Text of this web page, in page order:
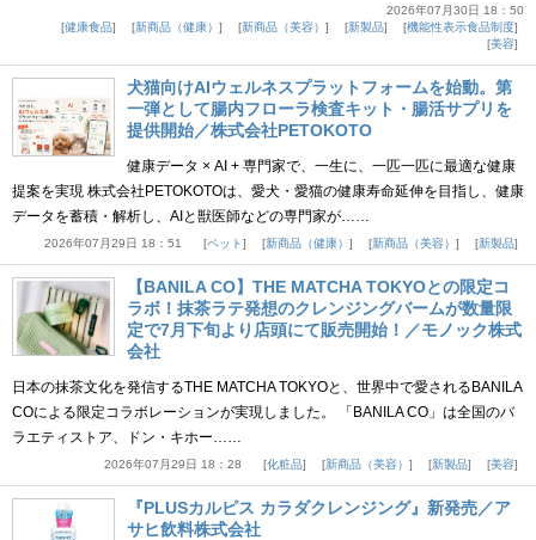
2026年07月30日 18：50
健康食品
新商品（健康） 新商品（美容） 新製品
機能性表示食品制度
美容
犬猫向けAIウェルネスプラットフォームを始動。第
一弾として腸内フローラ検査キット・腸活サプリを
提供開始／株式会社PETOKOTO
健康データ × AI + 専門家で、一生に、一匹一匹に最適な健康
提案を実現 株式会社PETOKOTOは、愛犬・愛猫の健康寿命延伸を目指し、健康
データを蓄積・解析し、AIと獣医師などの専門家が……
2026年07月29日 18：51 ペット 新商品（健康） 新商品（美容） 新製品
【BANILA CO】THE MATCHA TOKYOとの限定コ
ラボ！抹茶ラテ発想のクレンジングバームが数量限
定で7月下旬より店頭にて販売開始！／モノック株式
会社
日本の抹茶文化を発信するTHE MATCHA TOKYOと、世界中で愛されるBANILA
COによる限定コラボレーションが実現しました。 「BANILA CO」は全国のバ
ラエティストア、ドン・キホー……
2026年07月29日 18：28 化粧品 新商品（美容） 新製品 美容
『PLUSカルピス カラダクレンジング』新発売／ア
サヒ飲料株式会社